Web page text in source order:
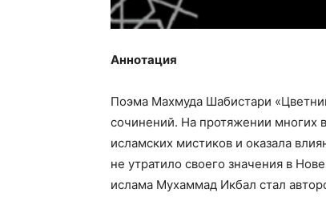
Аннотация
Поэма Махмуда Шабистари
сочинений. На протяжении многих
исламских мистиков и оказала
не утратило своего значения в
ислама Мухаммад Икбал стал